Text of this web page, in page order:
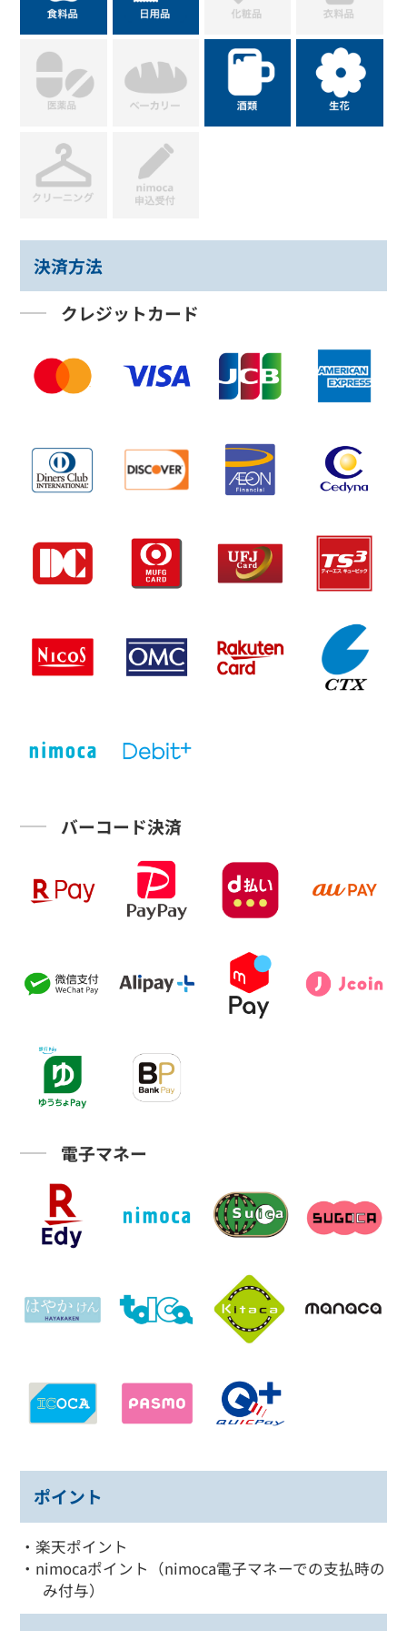
決済方法
クレジットカード
バーコード決済
電子マネー
ポイント
・楽天ポイント
・nimocaポイント（nimoca電子マネーでの支払時の
み付与）